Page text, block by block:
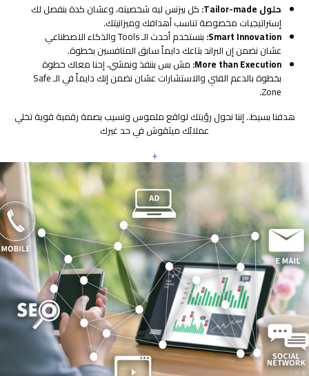
حلول Tailor-made:
كل بيزنس ليه شخصيته، وعشان كدة بنفصل لك
إستراتيجيات مخصوصة تناسب أهدافك وميزانيتك.
Smart Innovation:
بنستخدم أحدث الـ Tools والذكاء الاصطناعي
عشان نضمن إن البراند بتاعك دايماً سابق المنافسين بخطوة.
More than Execution: مش بس بننفذ ونمشي، إحنا معاك خطوة
بخطوة بالدعم الفني والاستشارات عشان نضمن إنك دايماً في الـ Safe
Zone.
هدفنا بسيط.. إننا نحول رؤيتك لواقع ملموس ونسيب بصمة رقمية قوية تخلي
عملائك ميثقوش في حد غيرك
+